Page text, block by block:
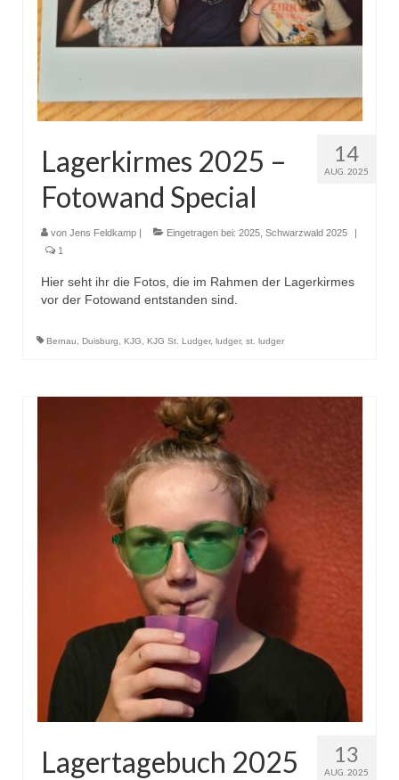
14
AUG. 2025
Lagerkirmes 2025 –
Fotowand Special
von Jens Feldkamp | Eingetragen bei: 2025 Schwarzwald 2025
|
1
Hier seht ihr die Fotos, die im Rahmen der Lagerkirmes
vor der Fotowand entstanden sind.
Bernau Duisburg KJG KJG St. Ludger, ludger, st. ludger
13
AUG. 2025
Lagertagebuch 2025